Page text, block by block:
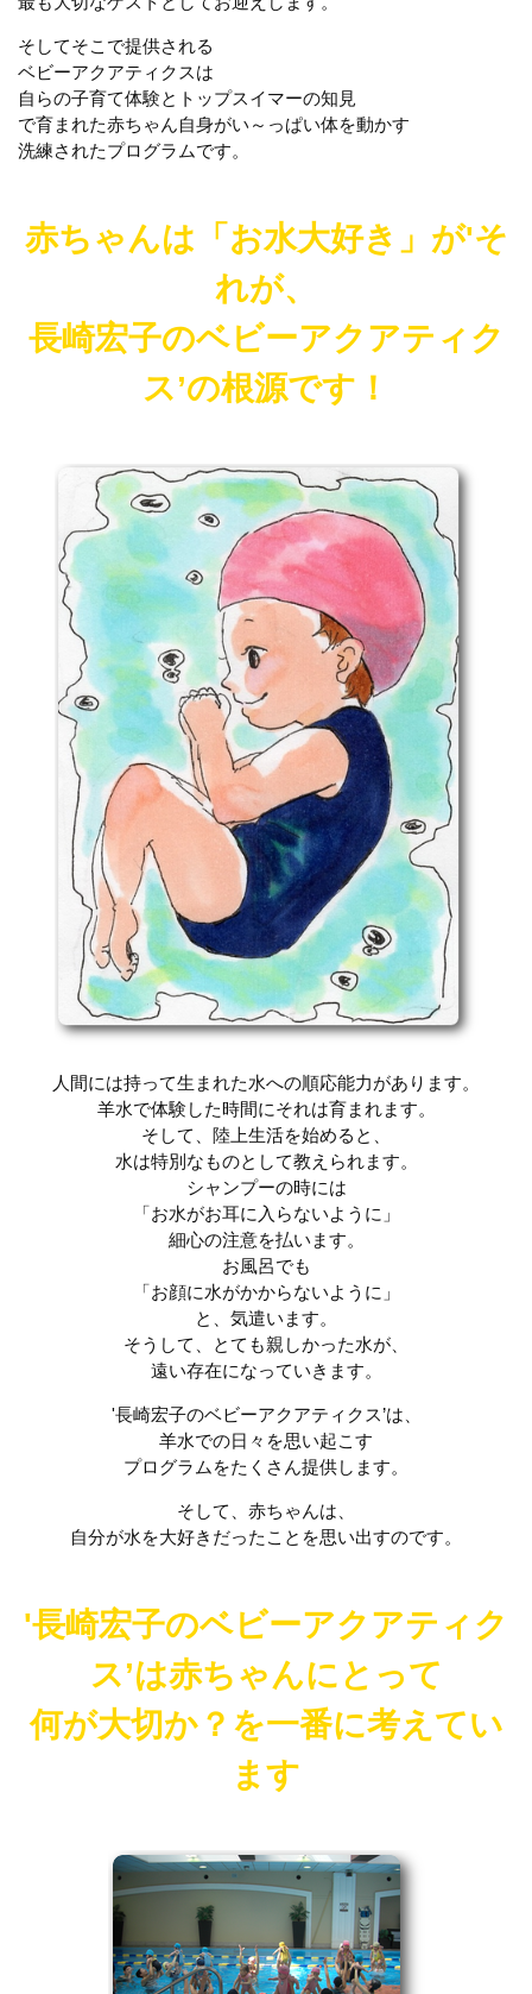
そしてそこで提供される
ベビーアクアティクスは
自らの子育て体験とトップスイマーの知見
で育まれた赤ちゃん自身がい～っぱい体を動かす
洗練されたプログラムです。
赤ちゃんは「お水大好き」が'そ
れが、
長崎宏子のベビーアクアティク
ス’の根源です！
人間には持って生まれた水への順応能力があります。
羊水で体験した時間にそれは育まれます。
そして、陸上生活を始めると、
水は特別なものとして教えられます。
シャンプーの時には
「お水がお耳に入らないように」
細心の注意を払います。
お風呂でも
「お顔に水がかからないように」
と、気遣います。
そうして、とても親しかった水が、
遠い存在になっていきます。
'長崎宏子のベビーアクアティクス’は、
羊水での日々を思い起こす
プログラムをたくさん提供します。
そして、赤ちゃんは、
自分が水を大好きだったことを思い出すのです。
'長崎宏子のベビーアクアティク
ス’は赤ちゃんにとって
何が大切か？を一番に考えてい
ます